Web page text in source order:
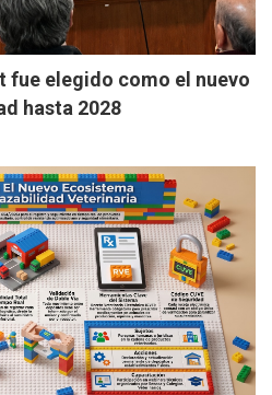
fue elegido como el nuevo
hasta 2028